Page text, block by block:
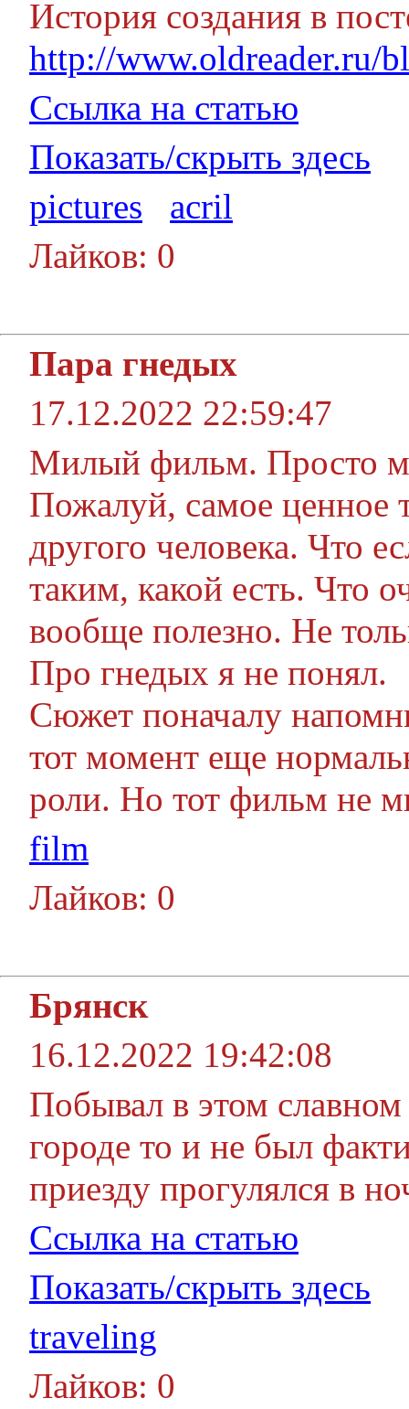
История создания в
http://www.oldreader.ru/
Ссылка на статью
Показать/скрыть здесь
pictures
acril
Лайков: 0
Пара гнедых
17.12.2022 22:59:47
Милый фильм. Просто
Пожалуй, самое ценное
другого человека. Что
таким, какой есть. Что
вообще полезно. Не
Про гнедых я не понял.
Сюжет поначалу
тот момент еще
роли. Но тот фильм не
film
Лайков: 0
Брянск
16.12.2022 19:42:08
Побывал в этом
городе то и не был
приезду прогулялся в
Ссылка на статью
Показать/скрыть здесь
traveling
Лайков: 0